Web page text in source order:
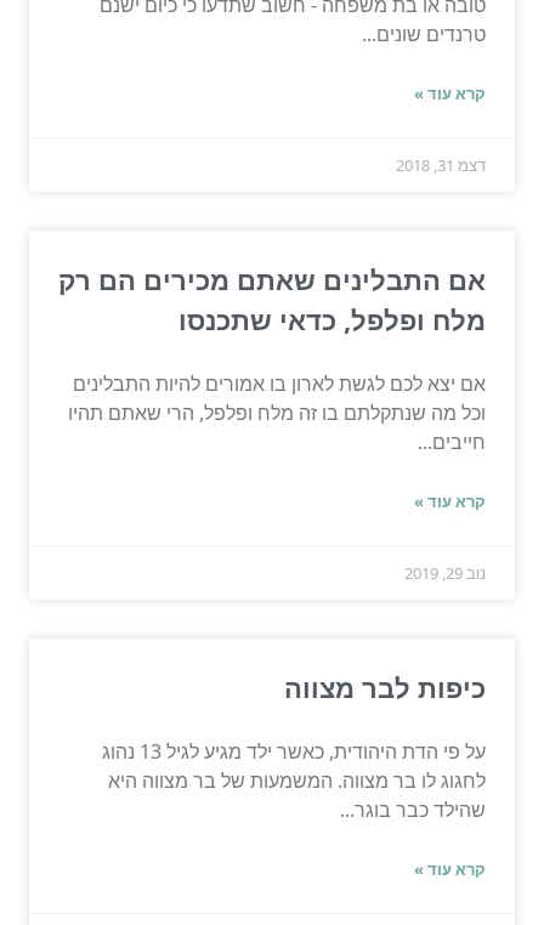
טרנדים שונים...
קרא עוד »
דצמ 31, 2018
אם התבלינים שאתם מכירים הם רק
מלח ופלפל, כדאי שתכנסו
אם יצא לכם לגשת לארון בו אמורים להיות התבלינים
וכל מה שנתקלתם בו זה מלח ופלפל, הרי שאתם תהיו
חייבים...
קרא עוד »
נוב 29, 2019
כיפות לבר מצווה
על פי הדת היהודית, כאשר ילד מגיע לגיל 13 נהוג
לחגוג לו בר מצווה. המשמעות של בר מצווה היא
שהילד כבר בוגר...
קרא עוד »